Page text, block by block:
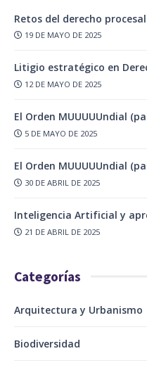
Retos del derecho
19 DE MAYO DE 2025
Litigio estratégico en
12 DE MAYO DE 2025
El Orden MUUUUUndial
5 DE MAYO DE 2025
El Orden MUUUUUndial
30 DE ABRIL DE 2025
Inteligencia Artificial y
21 DE ABRIL DE 2025
Categorías
Arquitectura y Urbanismo
Biodiversidad